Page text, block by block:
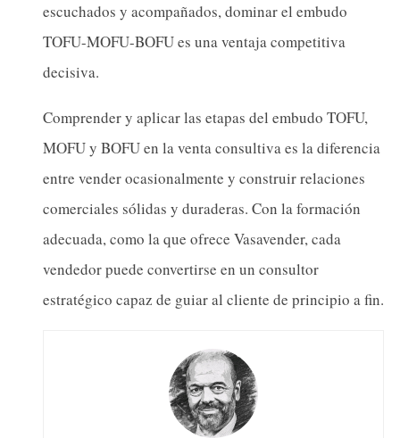
escuchados y acompañados, dominar el embudo
TOFU-MOFU-BOFU es una ventaja competitiva
decisiva.
Comprender y aplicar las etapas del embudo TOFU,
MOFU y BOFU en la venta consultiva es la diferencia
entre vender ocasionalmente y construir relaciones
comerciales sólidas y duraderas. Con la formación
adecuada, como la que ofrece Vasavender, cada
vendedor puede convertirse en un consultor
estratégico capaz de guiar al cliente de principio a fin.